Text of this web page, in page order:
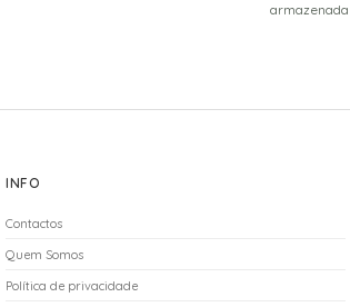
INFO
Contactos
Quem Somos
Política de privacidade